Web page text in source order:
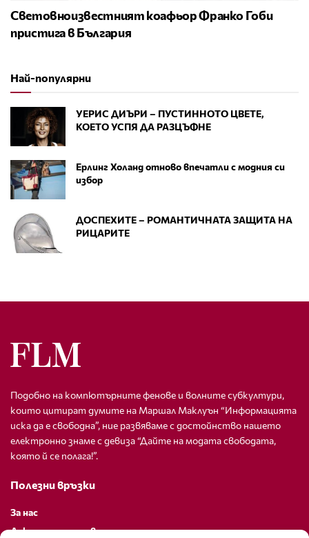
Световноизвестният коафьор Франко Гоби
пристига в България
Най-популярни
УЕРИС ДИЪРИ – ПУСТИННОТО ЦВЕТЕ,
КОЕТО УСПЯ ДА РАЗЦЪФНЕ
Ерлинг Холанд отново впечатли с модния си
избор
ДОСПЕХИТЕ – РОМАНТИЧНАТА ЗАЩИТА НА
РИЦАРИТЕ
Подобно на компютърните фенове и волните субкултури,
които цитират думите на Маршал Маклуън “Информацията
иска да е свободна”, ние развяваме с достойнство нашето
електронно знаме с девиза “Дайте на модата свободата,
която й се полага!”.
Полезни връзки
За нас
Декларация за поверителност